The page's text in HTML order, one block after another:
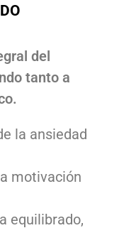
del
tanto a
la ansiedad
motivación
equilibrado,